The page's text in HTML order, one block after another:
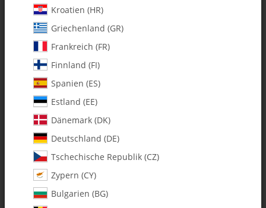
126-76 Stratus 90 Canopy
w/Decals Combo
Artikelnummer:
Kategorie:Vintage
126-76 Stratus 90 Canopy w/Decals Combo
Kroatien (HR)
Griechenland (GR)
Frankreich (FR)
Finnland (FI)
Spanien (ES)
Estland (EE)
Dänemark (DK)
Deutschland (DE)
Tschechische Republik (CZ)
Zypern (CY)
Bulgarien (BG)